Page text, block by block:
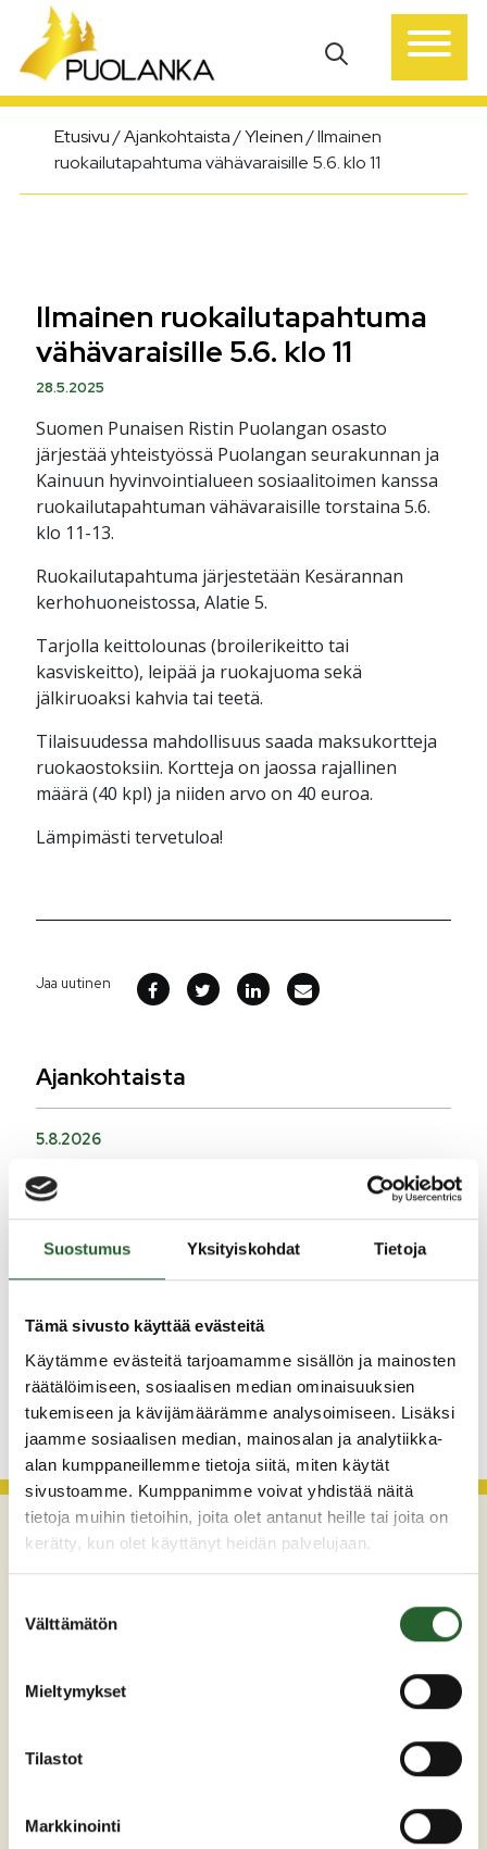
Suostumus Yksityiskohdat Tietoja
Tämä sivusto käyttää evästeitä
Käytämme evästeitä tarjoamamme sisällön ja mainosten
räätälöimiseen, sosiaalisen median ominaisuuksien
tukemiseen ja kävijämäärämme analysoimiseen. Lisäksi
jaamme sosiaalisen median, mainosalan ja analytiikka-
alan kumppaneillemme tietoja siitä, miten käytät
sivustoamme. Kumppanimme voivat yhdistää näitä
tietoja muihin tietoihin, joita olet antanut heille tai joita on
kerätty, kun olet käyttänyt heidän palvelujaan.
valinta
Välttämätön
Mieltymykset
Tilastot
Markkinointi
Päävalikko
Etusivu/Ajankohtaista/Yleinen/Ilmainen
ruokailutapahtuma vähävaraisille 5.6. klo 11
Ilmainen ruokailutapahtuma
vähävaraisille 5.6. klo 11
28.5.2025
Suomen Punaisen Ristin Puolangan osasto
järjestää yhteistyössä Puolangan seurakunnan ja
Kainuun hyvinvointialueen sosiaalitoimen kanssa
ruokailutapahtuman vähävaraisille torstaina 5.6.
klo 11-13.
Ruokailutapahtuma järjestetään Kesärannan
kerhohuoneistossa, Alatie 5.
Tarjolla keittolounas (broilerikeitto tai
kasviskeitto), leipää ja ruokajuoma sekä
jälkiruoaksi kahvia tai teetä.
Tilaisuudessa mahdollisuus saada maksukortteja
ruokaostoksiin. Kortteja on jaossa rajallinen
määrä (40 kpl) ja niiden arvo on 40 euroa.
Lämpimästi tervetuloa!
Jaa uutinen
Ajankohtaista
5.8.2026
Monitoimitalon kirjasto menee kiinni
perjantaina klo 12.00
Henkilömuutoksia maaseutuhallinnossa
Asfaltointityöt taajamassa myöhästyvät
KATSO KAIKKI